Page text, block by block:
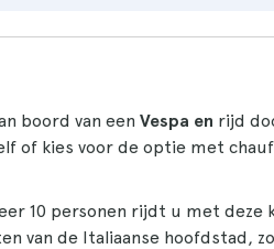
boord van een Vespa en rijd
of kies voor de optie met
10 personen rijdt u met
van de Italiaanse hoofdstad,